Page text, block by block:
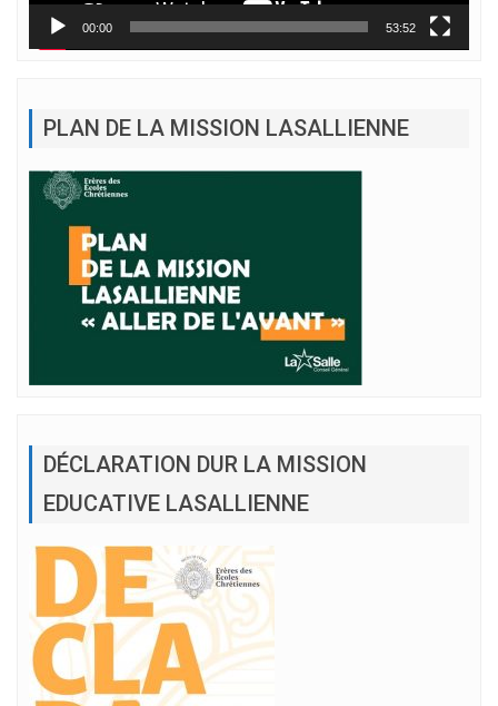
00:00 53:52
PLAN DE LA MISSION LASALLIENNE
DÉCLARATION DUR LA MISSION
EDUCATIVE LASALLIENNE